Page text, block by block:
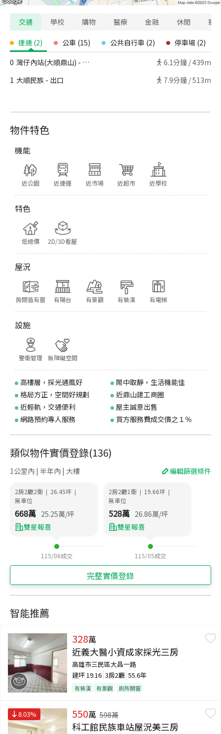
物件特色
機能
近公園 近捷運 近市場 近超市 近學校
特色
低總價 2D/3D看屋
屋況
房間皆有窗 有陽台 有景觀 有裝潢 有電梯
設施
警衛管理 無障礙空間
高樓層，採光通風好
鬧中取靜，生活機能佳
格局方正，空間好規劃
近鼎山建工商圈
近輕軌，交通便利
屋主誠意出售
網路預約專人服務
買方服務費成交價之１％
交通 學校 購物 醫療 金融 休閒 寵
捷運 (2) 公車 (15) 公共自行車 (2) 停車場 (2)
0 灣仔內站(大順鼎山) - 出口 6.1分鐘 /439m
1 大順民族 - 出口 7.9分鐘 /513m
類似物件實價登錄(136)
1公里內 | 半年內 | 大樓 編輯篩選條件
2房2廳2衛 | 26.45坪 |
無車位
668萬 25.25萬/坪
雙星報喜
115/06成交
2房2廳1衛 | 19.66坪 |
無車位
528萬 26.86萬/坪
雙星報喜
115/05成交
完整實價登錄
智能推薦
328萬
近義大醫小資成家採光三房
高雄市三民區大昌一路
建坪19.16 3房2廳 55.6年
有裝潢 有景觀 廁所開窗
8.03% 550萬 598萬
科工館民族車站屋況美三房